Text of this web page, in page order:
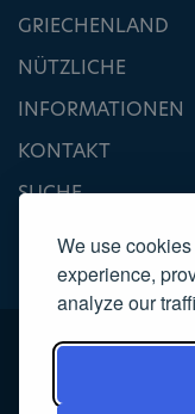
We use
experience,
analyze our
GRIECHENLAND
NÜTZLICHE
INFORMATIONEN
KONTAKT
SUCHE